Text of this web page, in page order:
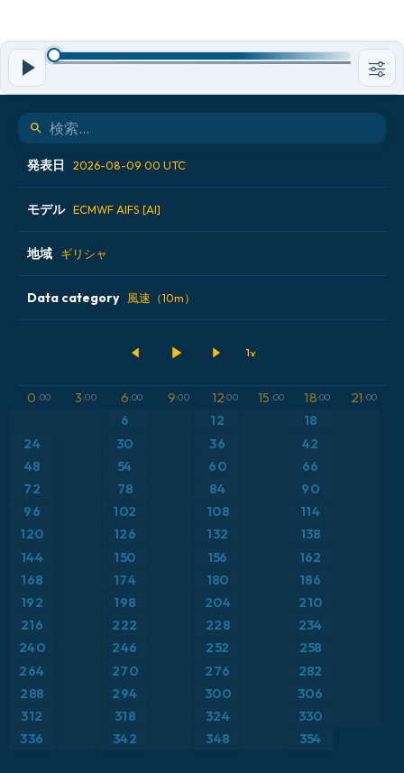
発表日 2026-08-09 00 UTC
2026-08-07 12 UTC
2026-08-08 00 UTC
2026-08-08 12 UTC
モデル ECMWF AIFS [AI]
ALADIN CZ 2.3 km
ECMWF AIFS [AI]
ICON ドイツ 2 km
地域 ギリシャ
アイスランド
イタリア
オーストリア
ギリシャ
スイス
スカンジナビア
スペイン
Data category 風速（10m）
気温異常（850hPa）
気温（2m）
気温（500hPa）
降水量、雲、気圧
降水量の合計
露点温度（2m）
0 :00 3:00 6:00 9:00 12:00 15 :00 18:00 21:00
6 12 18
24 30 36
42
48
54 60 66
72 78 84 90
96 102 108 114
120 126 132
138
144
150 156
162
168
174 180
186
192
198 204 210
216 222 228 234
240 246 252
258
264
270 276
282
288
294 300
306
312
318 324 330
336 342 348 354